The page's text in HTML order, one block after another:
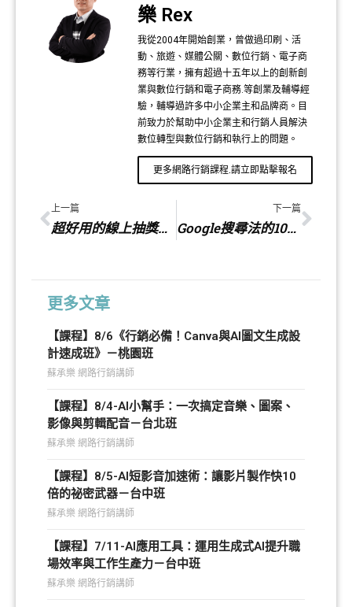
樂 Rex
我從2004年開始創業，曾做過印刷、活
動、旅遊、媒體公關、數位行銷、電子商
務等行業，擁有超過十五年以上的創新創
業與數位行銷和電子商務.等創業及輔導經
驗，輔導過許多中小企業主和品牌商。目
前致力於幫助中小企業主和行銷人員解決
數位轉型與數位行銷和執行上的問題。
更多網路行銷課程.請立即點擊報名
上一篇
超好用的線上抽獎系統
下一篇
Google搜尋法的10大技巧
更多文章
【課程】8/6《行銷必備！Canva與AI圖文生成設
計速成班》－桃園班
蘇承樂 網路行銷講師
【課程】8/4-AI小幫手：一次搞定音樂、圖案、
影像與剪輯配音－台北班
蘇承樂 網路行銷講師
【課程】8/5-AI短影音加速術：讓影片製作快10
倍的祕密武器－台中班
蘇承樂 網路行銷講師
【課程】7/11-AI應用工具：運用生成式AI提升職
場效率與工作生產力－台中班
蘇承樂 網路行銷講師